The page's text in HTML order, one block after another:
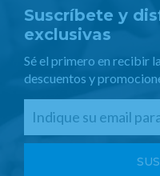
Suscríbete y
exclusivas
Sé el primero en recibir
descuentos y